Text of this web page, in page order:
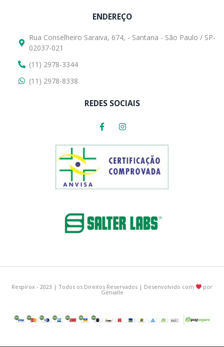
ENDEREÇO
Rua Conselheiro Saraiva, 674, - Santana - São Paulo / SP-
02037-021
(11) 2978-3344
(11) 2978-8338
REDES SOCIAIS
Respirox - 2023 | Todos os Direitos Reservados | Desenvolvido com por
Genialle